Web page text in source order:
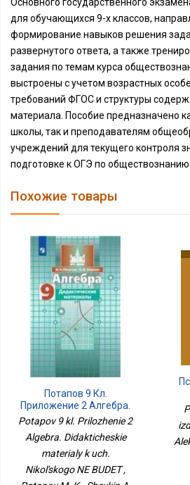
для обучающихся 9-х классов,
формирование навыков решения
развернутого ответа, а также
задания по темам курса
выстроены с учетом возрастных
требований ФГОС и структуры
материала. Пособие предназначено
школы, так и преподавателям
учреждений для текущего контроля
подготовке к ОГЭ по обществознанию.
Похожие товары
Потапов 9 Кл.
Приложение 2 Алгебра.
Дидактические
Материалы К Уч.
Никольского НЕ БУДЕТ
Potapov 9 kl. Prilozhenie 2
Algebra. Didakticheskie
materialy k uch.
Nikol'skogo NE BUDET ,